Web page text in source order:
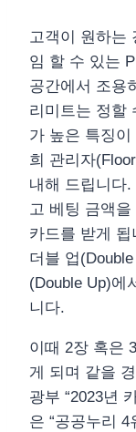
고객이 원하는
임 할 수 있는
공간에서 조용
리미트는 정할
가 높은 특징
희 관리자
내해 드립니다
고 베팅 금액
카드를 받게
더블 업
(Double Up)에
니다.
이때 2장 혹은
게 되며 같을
광부 “2023년
은 “공공누리